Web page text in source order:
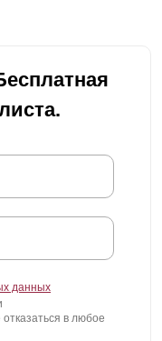
данных
в любое